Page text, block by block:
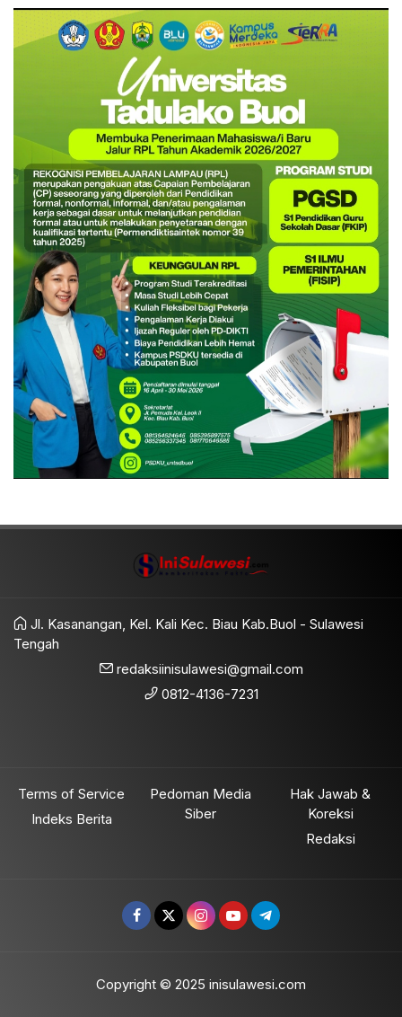
Jl. Kasanangan, Kel. Kali Kec. Biau Kab.Buol - Sulawesi
Tengah
redaksiinisulawesi@gmail.com
0812-4136-7231
Terms of Service
Indeks Berita
Pedoman Media
Siber
Hak Jawab &
Koreksi
Redaksi
Copyright © 2025 inisulawesi.com